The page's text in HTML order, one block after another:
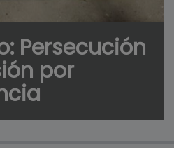
Persecución
por